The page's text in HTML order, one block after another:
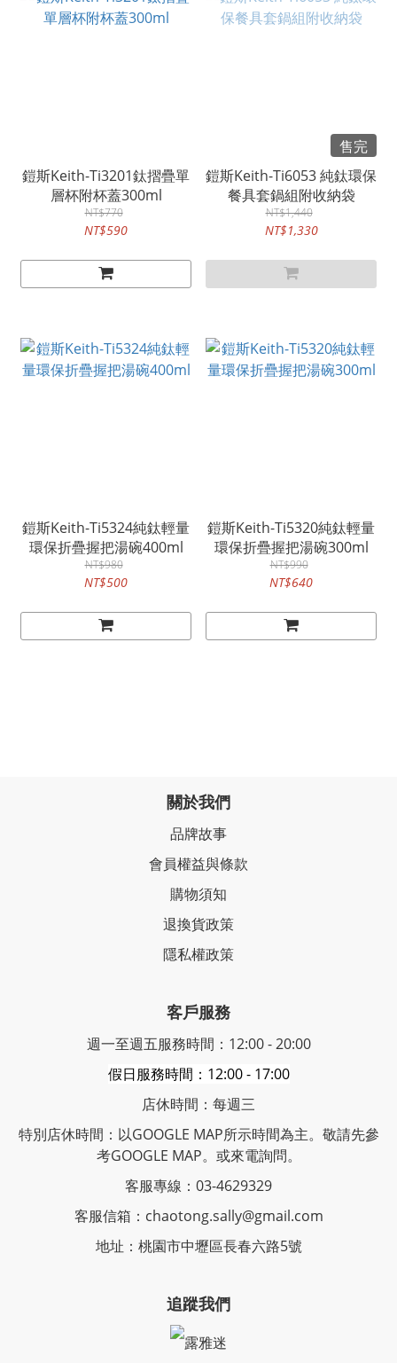
鎧斯Keith-Ti3201鈦摺疊單
層杯附杯蓋300ml
NT$770
NT$590
售完
鎧斯Keith-Ti6053 純鈦環保
餐具套鍋組附收納袋
NT$1,440
NT$1,330
鎧斯Keith-Ti5324純鈦輕量
環保折疊握把湯碗400ml
NT$980
NT$500
鎧斯Keith-Ti5320純鈦輕量
環保折疊握把湯碗300ml
NT$990
NT$640
關於我們
品牌故事
會員權益與條款
購物須知
退換貨政策
隱私權政策
客戶服務
週一至週五服務時間：12:00 - 20:00
假日服務時間：12:00 - 17:00
店休時間：每週三
特別店休時間：以GOOGLE MAP所示時間為主。敬請先參
考GOOGLE MAP。或來電詢問。
客服專線：03-4629329
客服信箱：chaotong.sally@gmail.com
地址：桃園市中壢區長春六路5號
追蹤我們
露雅迷